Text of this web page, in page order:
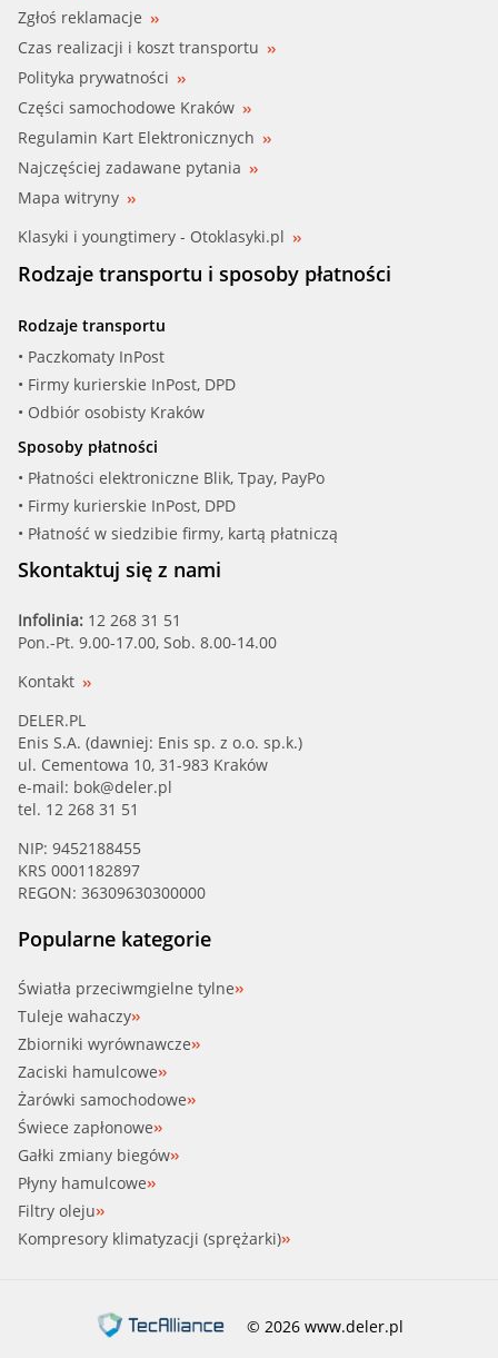
Zgłoś reklamacje
Czas realizacji i koszt transportu
Polityka prywatności
Części samochodowe Kraków
Regulamin Kart Elektronicznych
Najczęściej zadawane pytania
Mapa witryny
Klasyki i youngtimery - Otoklasyki.pl
Rodzaje transportu i sposoby płatności
Rodzaje transportu
• Paczkomaty InPost
• Firmy kurierskie InPost, DPD
• Odbiór osobisty Kraków
Sposoby płatności
• Płatności elektroniczne Blik, Tpay, PayPo
• Firmy kurierskie InPost, DPD
• Płatność w siedzibie firmy, kartą płatniczą
Skontaktuj się z nami
Infolinia: 12 268 31 51
Pon.-Pt. 9.00-17.00, Sob. 8.00-14.00
Kontakt
DELER.PL
Enis S.A. (dawniej: Enis sp. z o.o. sp.k.)
ul. Cementowa 10, 31-983 Kraków
e-mail: bok@deler.pl
tel. 12 268 31 51
NIP: 9452188455
KRS 0001182897
REGON: 36309630300000
Popularne kategorie
Światła przeciwmgielne tylne
Tuleje wahaczy
Zbiorniki wyrównawcze
Zaciski hamulcowe
Żarówki samochodowe
Świece zapłonowe
Gałki zmiany biegów
Płyny hamulcowe
Filtry oleju
Kompresory klimatyzacji (sprężarki)
© 2026 www.deler.pl